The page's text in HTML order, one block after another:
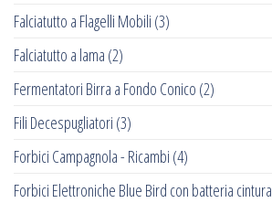
Falciatutto a Flagelli Mobili (3)
Falciatutto a lama (2)
Fermentatori Birra a Fondo Conico (2)
Fili Decespugliatori (3)
Forbici Campagnola - Ricambi (4)
Forbici Elettroniche Blue Bird con batteria cintura